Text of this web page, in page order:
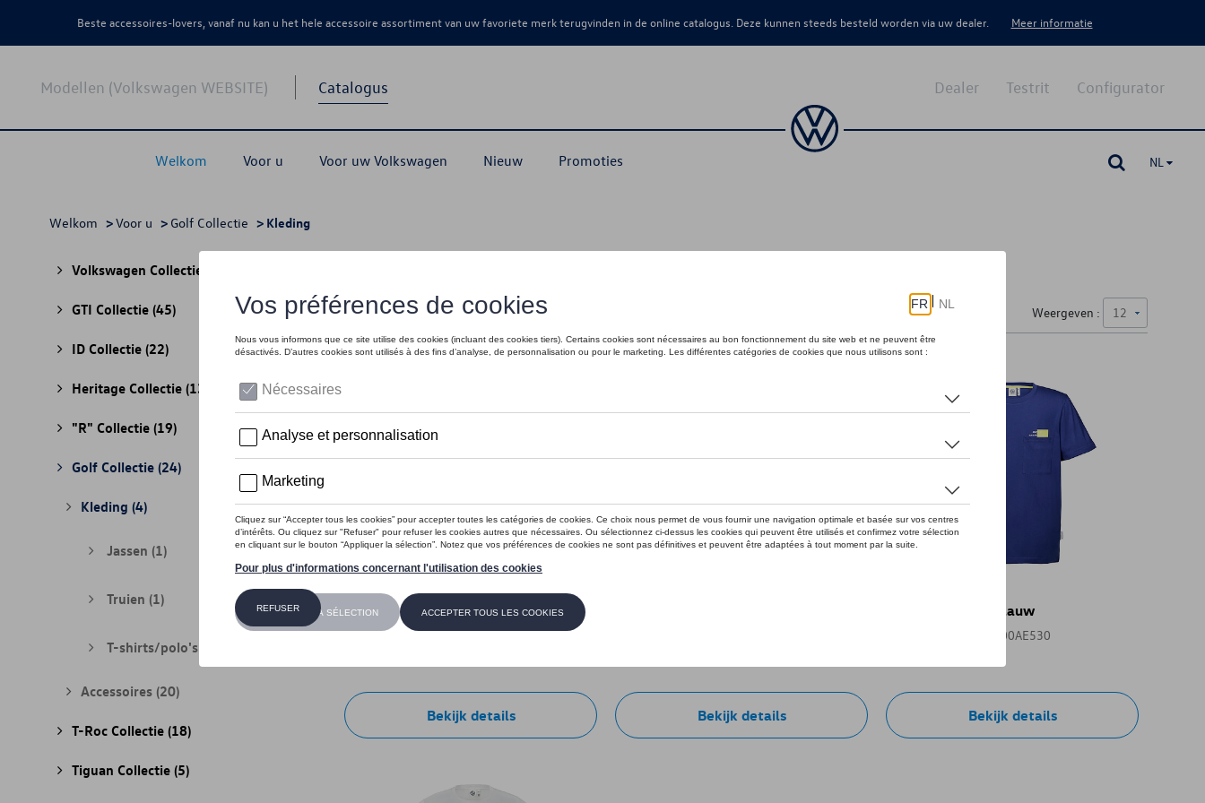
Beste accessoires-lovers, vanaf nu kan u het hele accessoire assortiment van uw favoriete merk terugvinden in de online catalogus. Deze kunnen steeds besteld worden via uw dealer. Meer informatie
Modellen (Volkswagen WEBSITE) Catalogus
Welkom Voor u Voor uw Volkswagen Nieuw Promoties
Configurator
Testrit
Dealer
NL
Welkom >Voor u > Golf Collectie > Kleding
Volkswagen Collectie
GTI Collectie (45)
ID Collectie (22)
Heritage Collectie (13)
"R" Collectie (19)
Golf Collectie (24)
Kleding (4)
Jassen (1)
Truien (1)
T-shirts/polo's
Accessoires (20)
T-Roc Collectie (18)
Tiguan Collectie (5)
Weergeven :
VW hoodie Golf, grijs
Referentie: 5HG084130AE530
Bekijk details Bekijk details
VW t-shirt Golf, blauw
Referentie: 5HG084200AE530
Bekijk details